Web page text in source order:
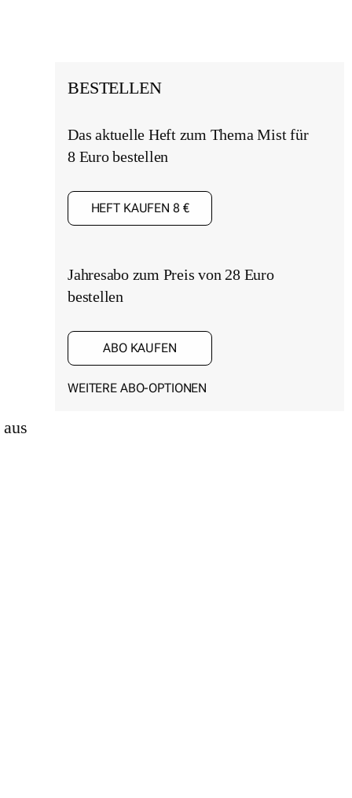
BESTELLEN
Das aktuelle Heft zum Thema Mist für
8 Euro bestellen
HEFT KAUFEN 8 €
Jahresabo zum Preis von 28 Euro
bestellen
ABO KAUFEN
WEITERE ABO-OPTIONEN